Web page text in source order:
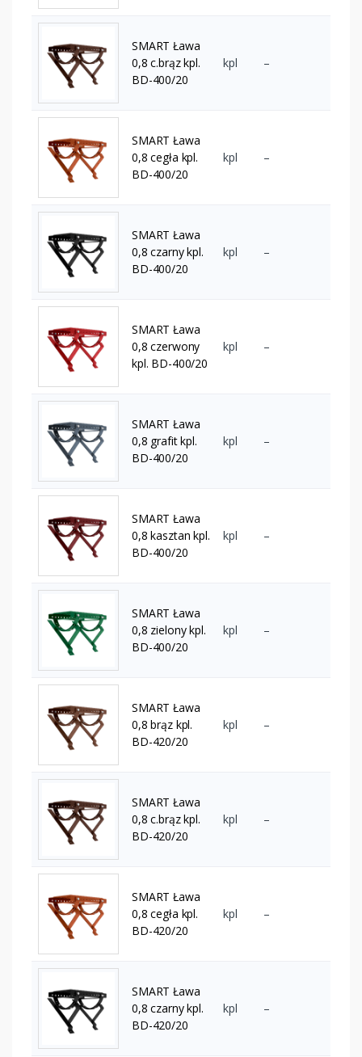
SMART Ława
0,8 c.brąz kpl.
BD-400/20
kpl –
SMART Ława
0,8 cegła kpl.
BD-400/20
kpl –
SMART Ława
0,8 czarny kpl.
BD-400/20
kpl –
SMART Ława
0,8 czerwony
kpl. BD-400/20
kpl –
SMART Ława
0,8 grafit kpl.
BD-400/20
kpl –
SMART Ława
0,8 kasztan kpl.
BD-400/20
kpl –
SMART Ława
0,8 zielony kpl.
BD-400/20
kpl –
SMART Ława
0,8 brąz kpl.
BD-420/20
kpl –
SMART Ława
0,8 c.brąz kpl.
BD-420/20
kpl –
SMART Ława
0,8 cegła kpl.
BD-420/20
kpl –
SMART Ława
0,8 czarny kpl.
BD-420/20
kpl –